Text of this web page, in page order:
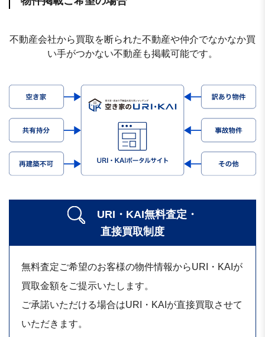
不動産会社から買取を断られた不動産や仲介でなかなか買
い手がつかない不動産も掲載可能です。
URI・KAI無料査定・
直接買取制度
無料査定ご希望のお客様の物件情報からURI・KAIが
買取金額をご提示いたします。
ご承諾いただける場合はURI・KAIが直接買取させて
いただきます。